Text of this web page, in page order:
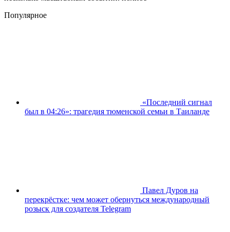
Популярное
«Последний сигнал
был в 04:26»: трагедия тюменской семьи в Таиланде
Павел Дуров на
перекрёстке: чем может обернуться международный
розыск для создателя Telegram